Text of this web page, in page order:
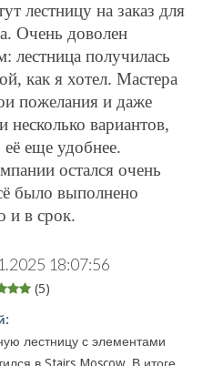
лестницу на заказ для
Очень доволен
лестница получилась
как я хотел. Мастера
пожелания и даже
несколько вариантов,
её еще удобнее.
остался очень
было выполнено
и в срок.
18:07:56
(5)
лестницу с элементами